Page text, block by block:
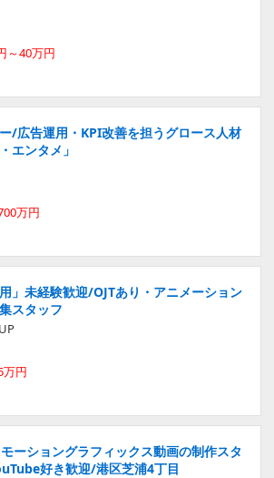
～40万円
/広告運用・KPI改善を担うグロース人材
エンタメ」
万円
」未経験歓迎/OJTあり・アニメーション
スタッフ
万円
モーショングラフィックス動画の制作スタ
好き歓迎/港区芝浦4丁目